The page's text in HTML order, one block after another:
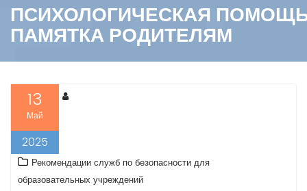
ПСИХОЛОГИЧЕСКАЯ
ПАМЯТКА РОДИТЕЛЯМ
13
Май
2025
Рекомендации служб по безопасности для
образовательных учреждений